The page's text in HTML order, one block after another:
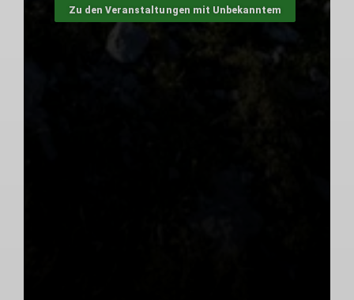
Zu den Veranstaltungen mit Unbekanntem